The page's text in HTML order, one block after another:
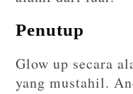
Penutup
Glow up secara
yang mustahil.